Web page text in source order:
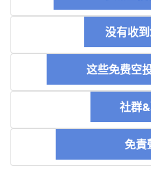
没有收到
这些免费空
社群
免